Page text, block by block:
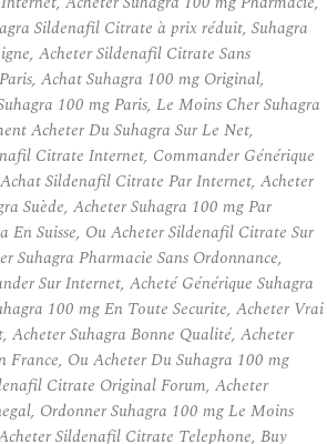
Sildenafil Citrate à prix réduit, Suhagra
Acheter Sildenafil Citrate Sans
Achat Suhagra 100 mg Original,
100 mg Paris, Le Moins Cher Suhagra
Acheter Du Suhagra Sur Le Net,
Citrate Internet, Commander Générique
Sildenafil Citrate Par Internet, Acheter
Suède, Acheter Suhagra 100 mg Par
En Suisse, Ou Acheter Sildenafil Citrate Sur
Suhagra Pharmacie Sans Ordonnance,
Sur Internet, Acheté Générique Suhagra
100 mg En Toute Securite, Acheter Vrai
Acheter Suhagra Bonne Qualité, Acheter
Ou Acheter Du Suhagra 100 mg
Citrate Original Forum, Acheter
Ordonner Suhagra 100 mg Le Moins
Sildenafil Citrate Telephone, Buy